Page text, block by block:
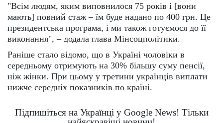
"Всім людям, яким виповнилося 75 років і [вони
мають] повний стаж – їм буде надано по 400 грн. Це
президентська програма, і ми також готуємося до її
виконання", – додала глава Мінсоцполітики.
Раніше стало відомо, що в Україні чоловіки в
середньому отримують на 30% більшу суму пенсії,
ніж жінки. При цьому у третини українців виплати
нижче середніх показників по країні.
Підпишіться на Українці у Google News! Тільки